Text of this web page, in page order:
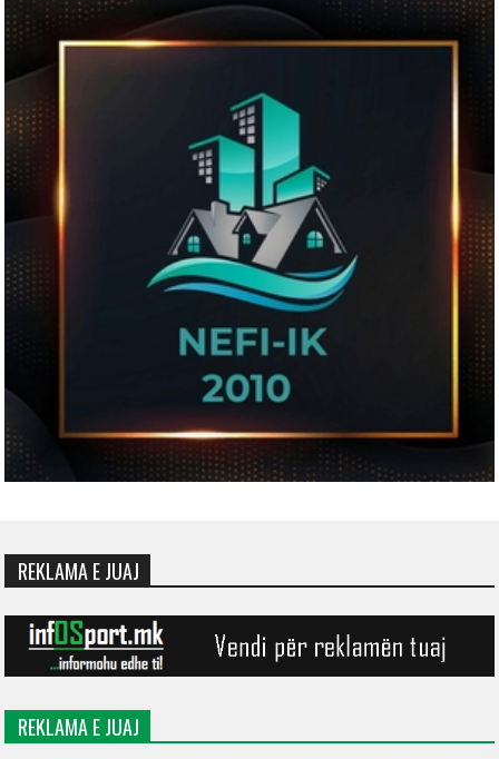
REKLAMA E JUAJ
REKLAMA E JUAJ